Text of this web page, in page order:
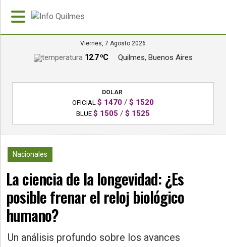
»
Policiales
»
Política
Provincia
Viernes, 7 Agosto 2026
12.7 ºC Quilmes, Buenos Aires
DOLAR
OFICIAL $ 1470 / $ 1520
BLUE $ 1505 / $ 1525
Nacionales
La ciencia de la longevidad: ¿Es
posible frenar el reloj biológico
humano?
Un análisis profundo sobre los avances